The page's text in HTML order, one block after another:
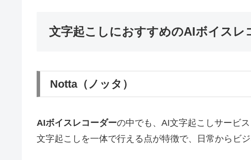
文字起こしにおすすめのAIボイスレ
Notta（ノッタ）
AIボイスレコーダーの中でも、AI文字起こしサービ
文字起こしを一体で行える点が特徴で、日常からビ